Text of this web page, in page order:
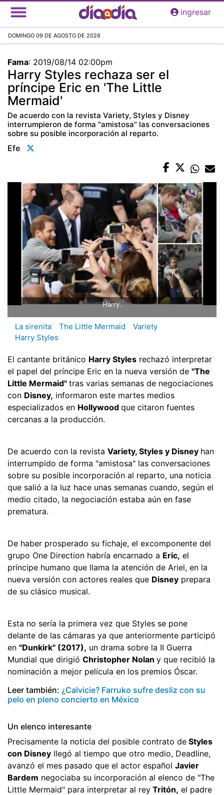
Pasar
al
principal
ingresar
DOMINGO 09 DE AGOSTO DE 2026
Fama: 2019/08/14 02:00pm
Harry Styles rechaza ser el
príncipe Eric en 'The Little
Mermaid'
De acuerdo con la revista Variety, Styles y Disney
interrumpieron de forma "amistosa" las conversaciones
sobre su posible incorporación al reparto.
Efe
Harry.
La sirenita The Little Mermaid
Variety
Harry Styles
El cantante británico Harry Styles rechazó interpretar
el papel del príncipe Eric en la nueva versión de "The
Little Mermaid" tras varias semanas de negociaciones
con Disney, informaron este martes medios
especializados en Hollywood que citaron fuentes
cercanas a la producción.
De acuerdo con la revista Variety, Styles y Disney han
interrumpido de forma "amistosa" las conversaciones
sobre su posible incorporación al reparto, una noticia
que salió a la luz hace unas semanas cuando, según el
medio citado, la negociación estaba aún en fase
prematura.
De haber prosperado su fichaje, el excomponente del
grupo One Direction habría encarnado a Eric, el
príncipe humano que llama la atención de Ariel, en la
nueva versión con actores reales que Disney prepara
de su clásico musical.
Esta no sería la primera vez que Styles se pone
delante de las cámaras ya que anteriormente participó
en "Dunkirk" (2017), un drama sobre la II Guerra
Mundial que dirigió Christopher Nolan y que recibió la
nominación a mejor película en los premios Óscar.
Leer también: ¿Calvicie? Farruko sufre desliz con su
pelo en pleno concierto en México
Un elenco interesante
Precisamente la noticia del posible contrato de Styles
con Disney llegó al tiempo que otro medio, Deadline,
avanzó el mes pasado que el actor español Javier
Bardem negociaba su incorporación al elenco de "The
Little Mermaid" para interpretar al rey Tritón, el padre